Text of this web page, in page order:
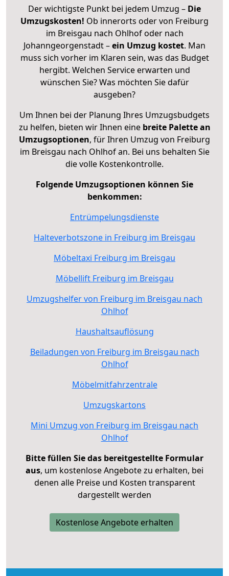
Der wichtigste Punkt bei jedem Umzug – Die
Umzugskosten! Ob innerorts oder von Freiburg
im Breisgau nach Ohlhof oder nach
Johanngeorgenstadt –ein Umzug kostet. Man
muss sich vorher im Klaren sein, was das Budget
hergibt. Welchen Service erwarten und
wünschen Sie? Was möchten Sie dafür
ausgeben?
Um Ihnen bei der Planung Ihres Umzugsbudgets
zu helfen, bieten wir Ihnen eine breite Palette an
Umzugsoptionen, für Ihren Umzug von Freiburg
im Breisgau nach Ohlhof an. Bei uns behalten Sie
die volle Kostenkontrolle.
Folgende Umzugsoptionen können Sie
benkommen:
Entrümpelungsdienste
Halteverbotszone in Freiburg im Breisgau
Möbeltaxi Freiburg im Breisgau
Möbellift Freiburg im Breisgau
Umzugshelfer von Freiburg im Breisgau nach
Ohlhof
Haushaltsauflösung
Beiladungen von Freiburg im Breisgau nach
Ohlhof
Möbelmitfahrzentrale
Umzugskartons
Mini Umzug von Freiburg im Breisgau nach
Ohlhof
Bitte füllen Sie das bereitgestellte Formular
aus, um kostenlose Angebote zu erhalten, bei
denen alle Preise und Kosten transparent
dargestellt werden
Kostenlose Angebote erhalten